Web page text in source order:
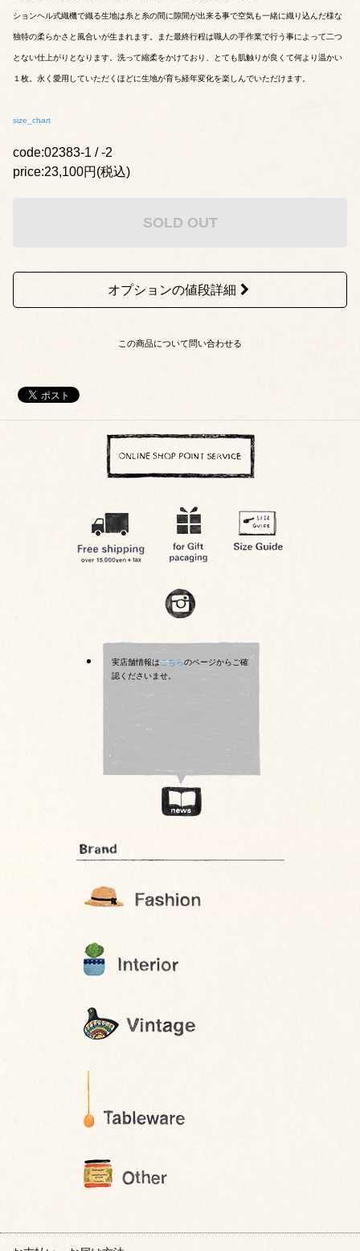
ションヘル式織機で織る生地は糸と糸の間に隙間が出来る事で空気も一緒に織り込んだ様な
独特の柔らかさと風合いが生まれます。また最終行程は職人の手作業で行う事によって二つ
とない仕上がりとなります。洗って縮柔をかけており、とても肌触りが良くて何より温かい
１枚。永く愛用していただくほどに生地が育ち経年変化を楽しんでいただけます。
size_chart
code:02383-1 / -2
price:23,100円(税込)
SOLD OUT
オプションの値段詳細
この商品について問い合わせる
実店舗情報はこちらのページからご確
認くださいませ。